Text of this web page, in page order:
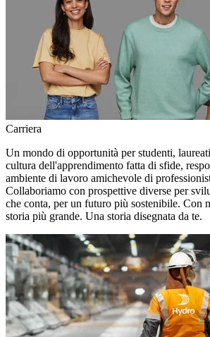
Carriera
Un mondo di opportunità per studenti,
cultura dell'apprendimento fatta di sfide,
ambiente di lavoro amichevole di
Collaboriamo con prospettive diverse per
che conta, per un futuro più sostenibile. Con
storia più grande. Una storia disegnata da te.